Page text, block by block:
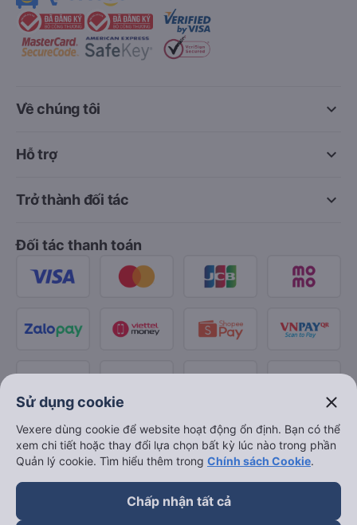
keyboard_arrow_down
Về chúng tôi
keyboard_arrow_down
Hỗ trợ
keyboard_arrow_down
Trở thành đối tác
Đối tác thanh toán
Sử dụng cookie close
Vexere dùng cookie để website hoạt động ổn định. Bạn có thể
xem chi tiết hoặc thay đổi lựa chọn bất kỳ lúc nào trong phần
Quản lý cookie. Tìm hiểu thêm trong Chính sách Cookie.
Chấp nhận tất cả